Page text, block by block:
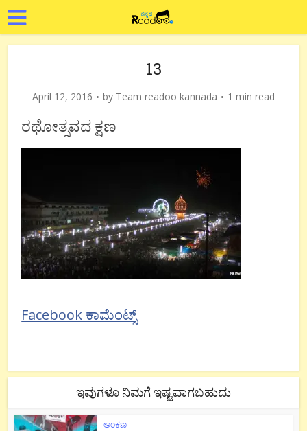
13
April 12, 2016 by Team readoo kannada 1 min read
ರಥೋತ್ಸವದ ಕ್ಷಣ
Facebook ಕಾಮೆಂಟ್ಸ್
ಇವುಗಳೂ ನಿಮಗೆ ಇಷ್ಟವಾಗಬಹುದು
ಅಂಕಣ